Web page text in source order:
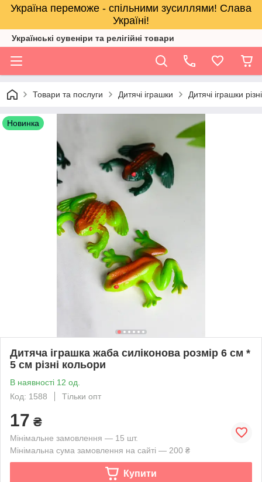
Україна переможе - спільними зусиллями! Слава
Україні!
Українські сувеніри та релігійнi товари
Товари та послуги Дитячі іграшки Дитячі іграшки
Новинка
Дитяча іграшка жаба силіконова розмір 6 см *
5 см різні кольори
В наявності 12 од.
Код: 1588
Тільки опт
17 ₴
Мінімальне замовлення — 15 шт.
Мінімальна сума замовлення на сайті — 200 ₴
Купити